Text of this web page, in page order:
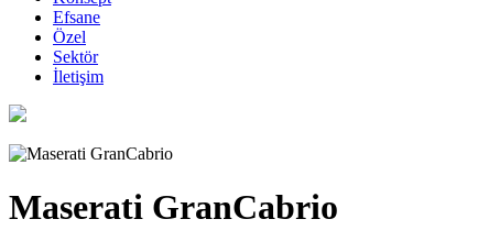
Efsane
Özel
Sektör
İletişim
Maserati GranCabrio